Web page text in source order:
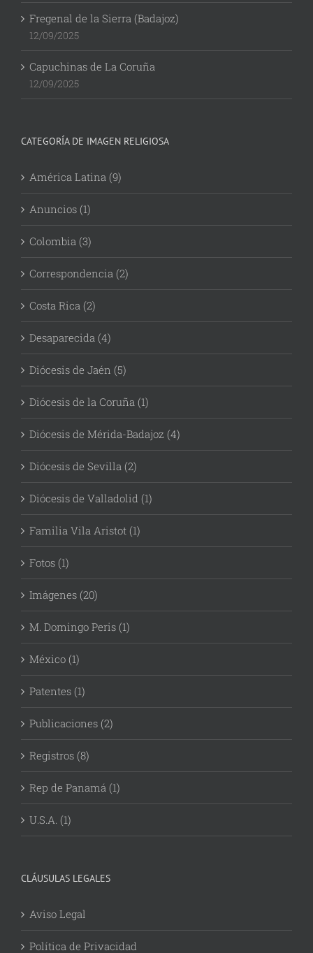
Fregenal de la Sierra (Badajoz)
12/09/2025
Capuchinas de La Coruña
12/09/2025
CATEGORÍA DE IMAGEN RELIGIOSA
América Latina (9)
Anuncios (1)
Colombia (3)
Correspondencia (2)
Costa Rica (2)
Desaparecida (4)
Diócesis de Jaén (5)
Diócesis de la Coruña (1)
Diócesis de Mérida-Badajoz (4)
Diócesis de Sevilla (2)
Diócesis de Valladolid (1)
Familia Vila Aristot (1)
Fotos (1)
Imágenes (20)
M. Domingo Peris (1)
México (1)
Patentes (1)
Publicaciones (2)
Registros (8)
Rep de Panamá (1)
U.S.A. (1)
CLÁUSULAS LEGALES
Aviso Legal
Política de Privacidad